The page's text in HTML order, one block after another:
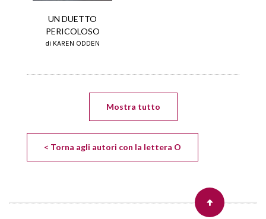
UN DUETTO
PERICOLOSO
di KAREN ODDEN
Mostra tutto
< Torna agli autori con la lettera O